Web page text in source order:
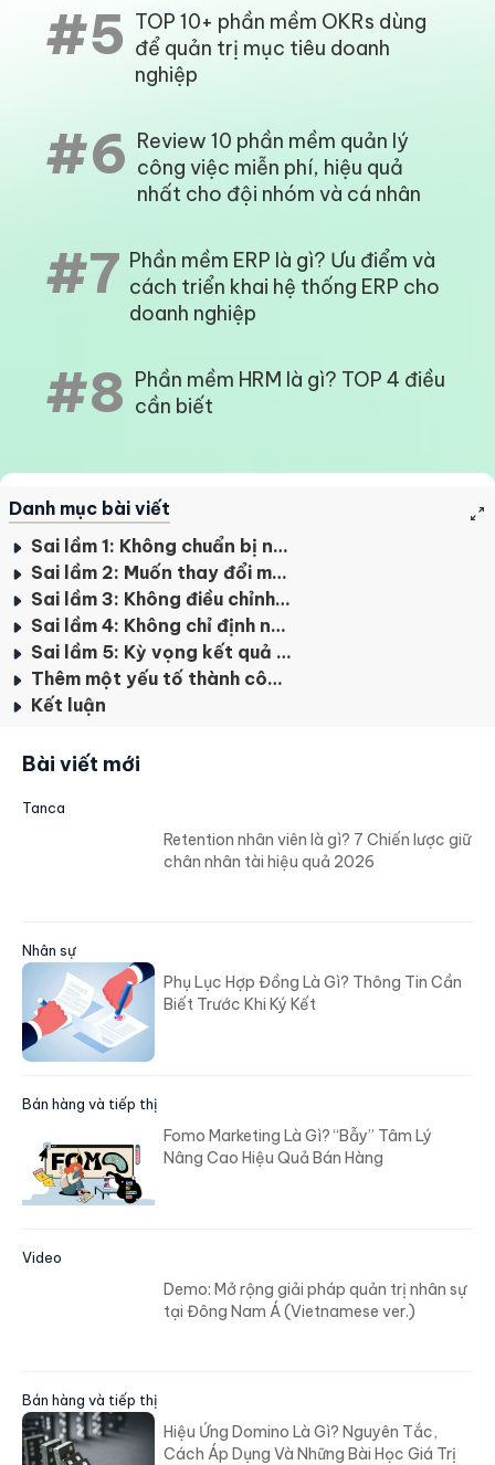
#5 TOP 10+ phần mềm OKRs dùng
để quản trị mục tiêu doanh
nghiệp
#6 Review 10 phần mềm quản lý
công việc miễn phí, hiệu quả
nhất cho đội nhóm và cá nhân
#7 Phần mềm ERP là gì? Ưu điểm và
cách triển khai hệ thống ERP cho
doanh nghiệp
#8 Phần mềm HRM là gì? TOP 4 điều
cần biết
Danh mục bài viết
Sai lầm 1: Không chuẩn bị nhân viên trước khi triển khai
Sai lầm 2: Muốn thay đổi mọi thứ cùng lúc
Sai lầm 3: Không điều chỉnh theo đặc thù ngành
Sai lầm 4: Không chỉ định người chịu trách nhiệm
Sai lầm 5: Kỳ vọng kết quả ngay lập tức
Thêm một yếu tố thành công ít ai ngờ tới
Kết luận
Bài viết mới
Tanca
Retention nhân viên là gì? 7 Chiến lược giữ
chân nhân tài hiệu quả 2026
Nhân sự
Phụ Lục Hợp Đồng Là Gì? Thông Tin Cần
Biết Trước Khi Ký Kết
Bán hàng và tiếp thị
Fomo Marketing Là Gì? “Bẫy” Tâm Lý
Nâng Cao Hiệu Quả Bán Hàng
Video
Demo: Mở rộng giải pháp quản trị nhân sự
tại Đông Nam Á (Vietnamese ver.)
Bán hàng và tiếp thị
Hiệu Ứng Domino Là Gì? Nguyên Tắc,
Cách Áp Dụng Và Những Bài Học Giá Trị